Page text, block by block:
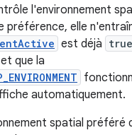
l'environnement
elle
est déjà true
que la
automatiquement.
spatial préféré